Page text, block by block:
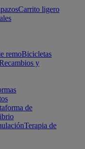
Carrito ligero
remoBicicletas
y
de
Terapia de